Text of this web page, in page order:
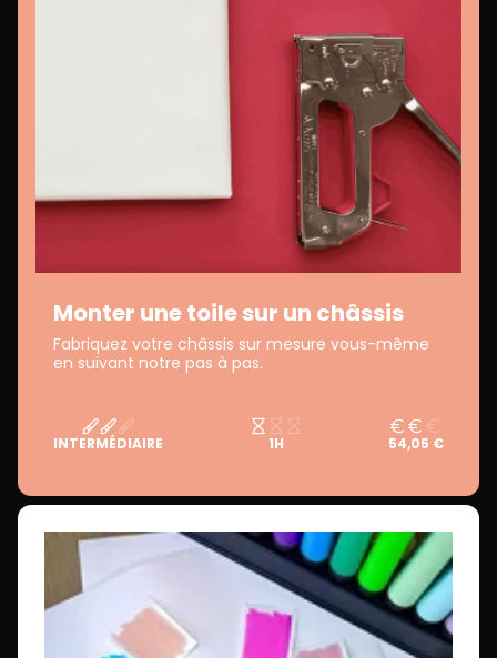
Monter une toile sur un châssis
Fabriquez votre châssis sur mesure vous-même
en suivant notre pas à pas.
INTERMÉDIAIRE 1H 54,05 €